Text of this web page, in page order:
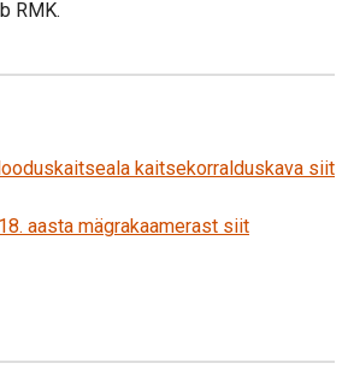
RMK.
kaitsekorralduskava siit
aasta mägrakaamerast siit